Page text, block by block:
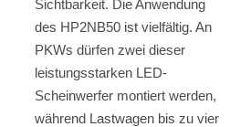
Sichtbarkeit. Die Anwendung
des HP2NB50 ist vielfältig. An
PKWs dürfen zwei dieser
leistungsstarken LED-
Scheinwerfer montiert werden,
während Lastwagen bis zu vier